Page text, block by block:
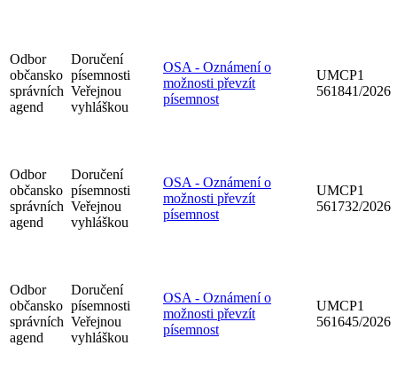
Odbor
občansko
správních
agend
Doručení
písemnosti
Veřejnou
vyhláškou
OSA - Oznámení o
možnosti převzít
písemnost
UMCP1
561841/2026
Odbor
občansko
správních
agend
Doručení
písemnosti
Veřejnou
vyhláškou
OSA - Oznámení o
možnosti převzít
písemnost
UMCP1
561732/2026
Odbor
občansko
správních
agend
Doručení
písemnosti
Veřejnou
vyhláškou
OSA - Oznámení o
možnosti převzít
písemnost
UMCP1
561645/2026